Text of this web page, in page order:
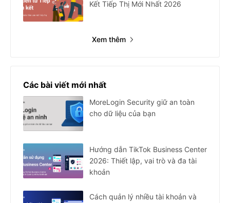
Kết Tiếp Thị Mới Nhất 2026
Xem thêm
Các bài viết mới nhất
MoreLogin Security giữ an toàn
cho dữ liệu của bạn
Hướng dẫn TikTok Business Center
2026: Thiết lập, vai trò và đa tài
khoản
Cách quản lý nhiều tài khoản và